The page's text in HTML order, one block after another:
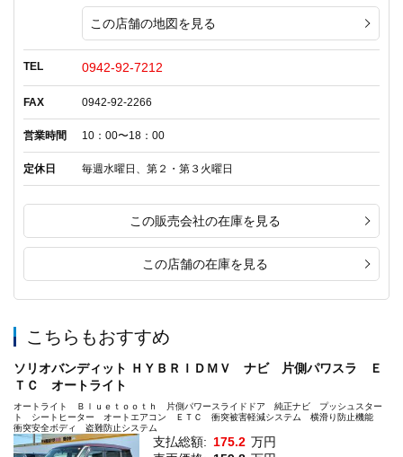
この店舗の地図を見る
TEL 0942-92-7212
FAX 0942-92-2266
営業時間 10：00〜18：00
定休日 毎週水曜日、第２・第３火曜日
この販売会社の在庫を見る
この店舗の在庫を見る
こちらもおすすめ
ソリオバンディット ＨＹＢＲＩＤＭＶ ナビ 片側パワスラ Ｅ
ＴＣ オートライト
オートライト Ｂｌｕｅｔｏｏｔｈ 片側パワースライドドア 純正ナビ プッシュスター
ト シートヒーター オートエアコン ＥＴＣ 衝突被害軽減システム 横滑り防止機能
衝突安全ボディ 盗難防止システム
支払総額: 175.2 万円